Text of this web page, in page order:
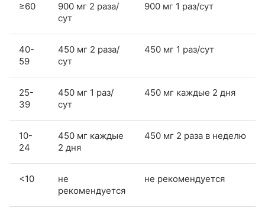
≥60
900 мг 2 раза/
сут
900 мг 1 раз/сут
40-
59
450 мг 2 раза/
сут
450 мг 1 раз/сут
25-
39
450 мг 1 раз/
сут
450 мг каждые 2 дня
10-
24
450 мг каждые
2 дня
450 мг 2 раза в неделю
<10
не
рекомендуется
не рекомендуется